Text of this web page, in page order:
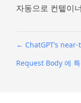
자동으로 컨텥이
← ChatGPT’s
Request Body 에